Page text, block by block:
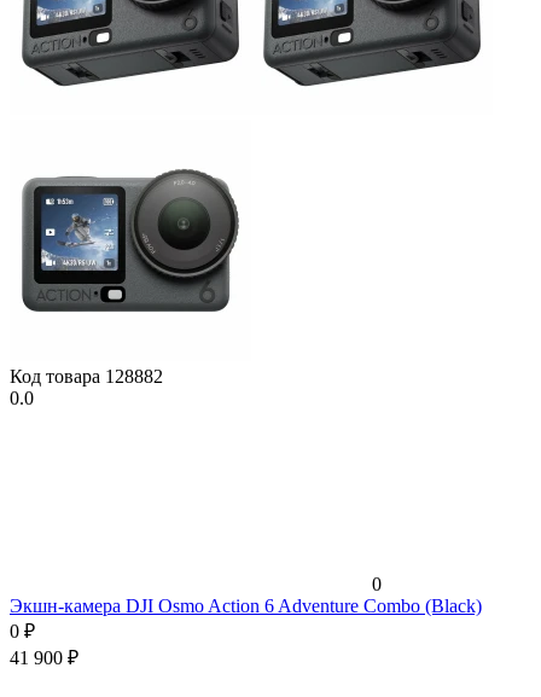
Код товара 128882
0.0
0
Экшн-камера DJI Osmo Action 6 Adventure Combo (Black)
0 ₽
41 900 ₽